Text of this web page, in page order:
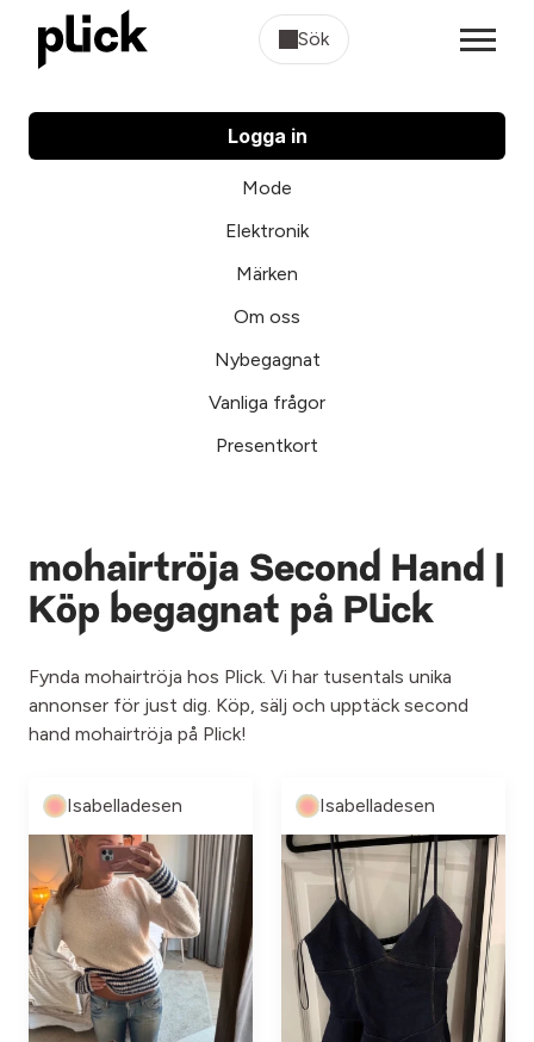
Sök
Logga in
Mode
Elektronik
Märken
Om oss
Nybegagnat
Vanliga frågor
Presentkort
mohairtröja Second Hand |
Köp begagnat på Plick
Fynda mohairtröja hos Plick. Vi har tusentals unika
annonser för just dig. Köp, sälj och upptäck second
hand mohairtröja på Plick!
Isabelladesen Isabelladesen